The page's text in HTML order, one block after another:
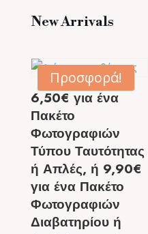
New Arrivals
Προσφορά!
6,50€ για ένα
Πακέτο
Φωτογραφιών
Τύπου Ταυτότητας
ή Απλές, ή 9,90€
για ένα Πακέτο
Φωτογραφιών
Διαβατηρίου ή